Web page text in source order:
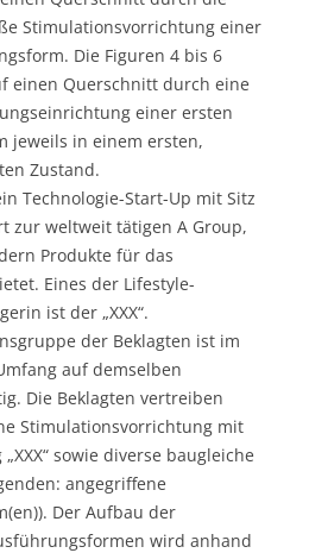
Stimulationsvorrichtung einer
Die Figuren 4 bis 6
einen Querschnitt durch eine
einer ersten
jeweils in einem ersten,
Zustand.
Technologie-Start-Up mit Sitz
zur weltweit tätigen A Group,
Produkte für das
Eines der Lifestyle-
ist der „XXX“.
der Beklagten ist im
auf demselben
Die Beklagten vertreiben
Stimulationsvorrichtung mit
sowie diverse baugleiche
angegriffene
Der Aufbau der
wird anhand